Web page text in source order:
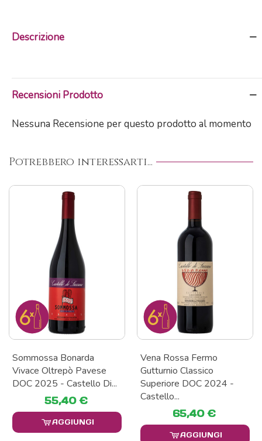
Descrizione
Recensioni Prodotto
Nessuna Recensione per questo prodotto al momento
Potrebbero interessarti...
Sommossa Bonarda
Vivace Oltrepò Pavese
DOC 2025 - Castello Di...
55,40 €
AGGIUNGI
Vena Rossa Fermo
Gutturnio Classico
Superiore DOC 2024 -
Castello...
65,40 €
AGGIUNGI